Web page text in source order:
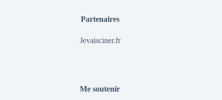
Partenaires
Jevaisciner.fr
Me soutenir